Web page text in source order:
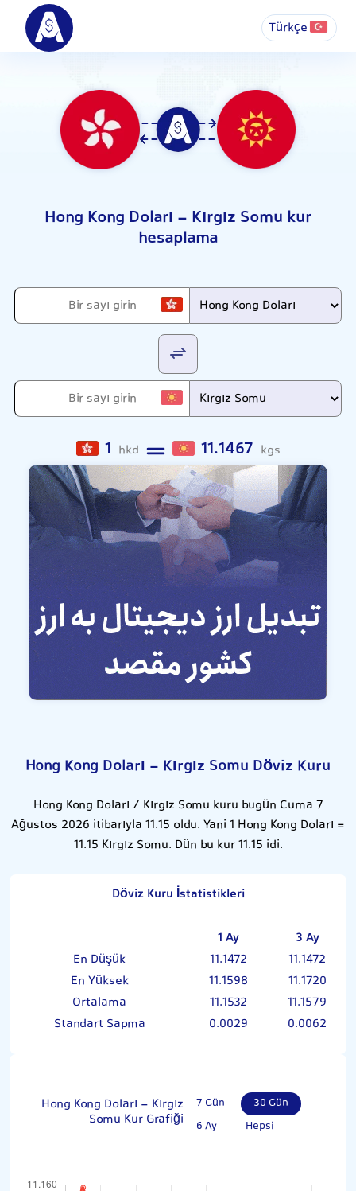
Türkçe
Hong Kong Doları - Kırgız Somu kur
hesaplama
1 hkd 11.1467 kgs
Hong Kong Doları - Kırgız Somu Döviz Kuru
Hong Kong Doları / Kırgız Somu kuru bugün Cuma 7
Ağustos 2026 itibarıyla 11.15 oldu. Yani 1 Hong Kong Doları =
11.15 Kırgız Somu. Dün bu kur 11.15 idi.
Döviz Kuru İstatistikleri
1 Ay
3 Ay
En Düşük
11.1472
11.1472
En Yüksek
11.1598
11.1720
Ortalama
11.1532
11.1579
Standart Sapma
0.0029 0.0062
Hong Kong Doları - Kırgız
Somu Kur Grafiği
7 Gün
30 Gün
6 Ay
Hepsi